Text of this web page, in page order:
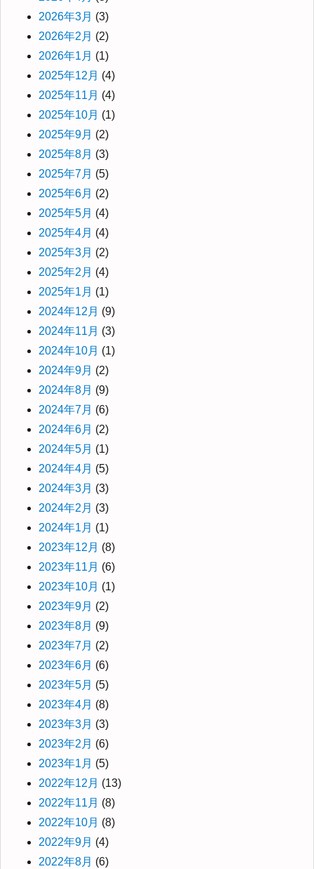
2026年3月 (3)
2026年2月 (2)
2026年1月 (1)
2025年12月 (4)
2025年11月 (4)
2025年10月 (1)
2025年9月 (2)
2025年8月 (3)
2025年7月 (5)
2025年6月 (2)
2025年5月 (4)
2025年4月 (4)
2025年3月 (2)
2025年2月 (4)
2025年1月 (1)
2024年12月 (9)
2024年11月 (3)
2024年10月 (1)
2024年9月 (2)
2024年8月 (9)
2024年7月 (6)
2024年6月 (2)
2024年5月 (1)
2024年4月 (5)
2024年3月 (3)
2024年2月 (3)
2024年1月 (1)
2023年12月 (8)
2023年11月 (6)
2023年10月 (1)
2023年9月 (2)
2023年8月 (9)
2023年7月 (2)
2023年6月 (6)
2023年5月 (5)
2023年4月 (8)
2023年3月 (3)
2023年2月 (6)
2023年1月 (5)
2022年12月 (13)
2022年11月 (8)
2022年10月 (8)
2022年9月 (4)
2022年8月 (6)